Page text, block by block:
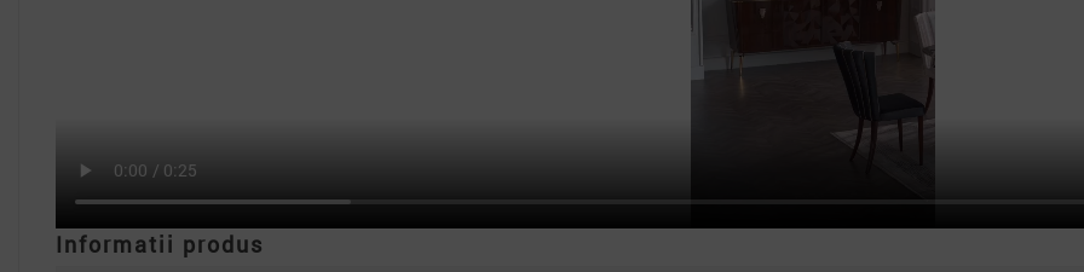
Informatii produs